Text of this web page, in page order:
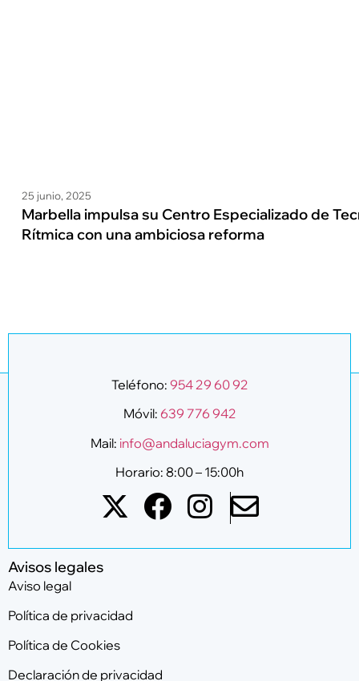
25 junio, 2025
Marbella impulsa su Centro Especializado de
Rítmica con una ambiciosa reforma
Teléfono: 954 29 60 92
Móvil: 639 776 942
Mail: info@andaluciagym.com
Horario: 8:00 – 15:00h
Avisos legales
Aviso legal
Política de privacidad
Política de Cookies
Declaración de privacidad